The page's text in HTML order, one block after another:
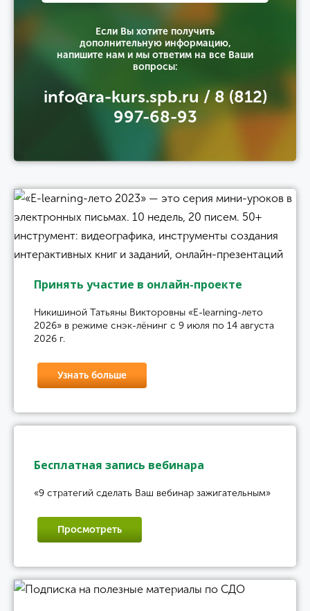
Если Вы хотите получить
дополнительную информацию,
напишите нам и мы ответим на все Ваши
вопросы:
info@ra-kurs.spb.ru / 8 (812)
997-68-93
Принять участие в онлайн-проекте
Никишиной Татьяны Викторовны «E-learning-лето
2026» в режиме снэк-лёнинг с 9 июля по 14 августа
2026 г.
Узнать больше
Бесплатная запись вебинара
«9 стратегий сделать Ваш вебинар зажигательным»
Просмотреть